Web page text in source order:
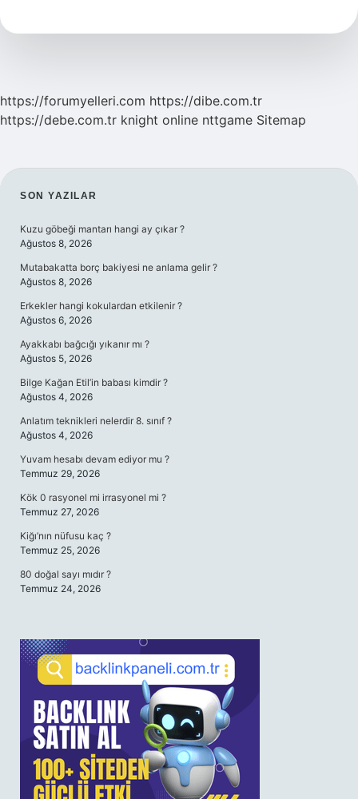
Olmalı
https://forumyelleri.com https://dibe.com.tr
https://debe.com.tr knight online nttgame Sitemap
SIDEBAR
SON YAZILAR
Kuzu göbeği mantarı hangi ay çıkar ?
Ağustos 8, 2026
Mutabakatta borç bakiyesi ne anlama gelir ?
Ağustos 8, 2026
Erkekler hangi kokulardan etkilenir ?
Ağustos 6, 2026
Ayakkabı bağcığı yıkanır mı ?
Ağustos 5, 2026
Bilge Kağan Etil’in babası kimdir ?
Ağustos 4, 2026
Anlatım teknikleri nelerdir 8. sınıf ?
Ağustos 4, 2026
Yuvam hesabı devam ediyor mu ?
Temmuz 29, 2026
Kök 0 rasyonel mi irrasyonel mi ?
Temmuz 27, 2026
Kiğı’nın nüfusu kaç ?
Temmuz 25, 2026
80 doğal sayı mıdır ?
Temmuz 24, 2026